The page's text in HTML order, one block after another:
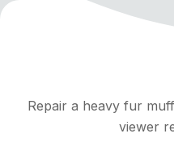
Repair a heavy fur
viewer